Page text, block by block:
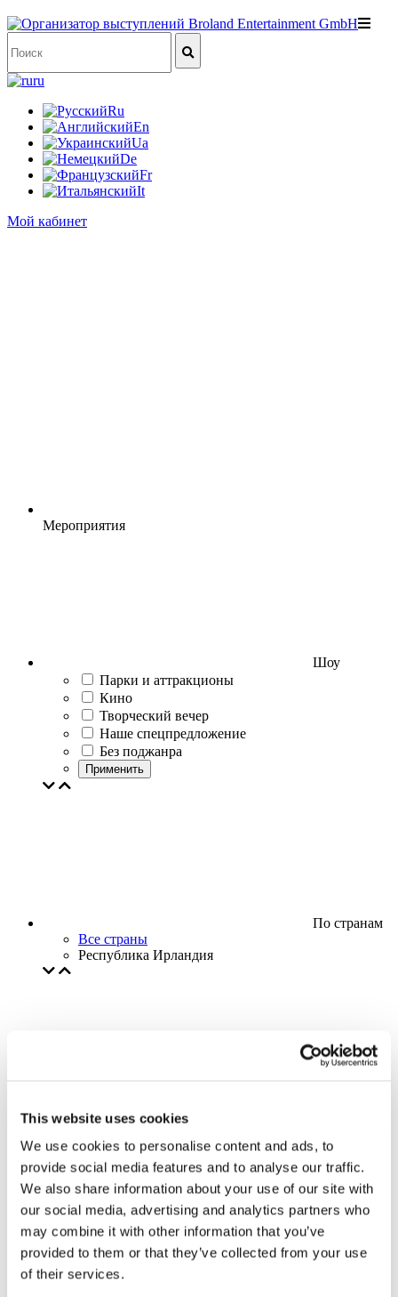
This website uses cookies
We use cookies to personalise content and ads, to
provide social media features and to analyse our traffic.
We also share information about your use of our site with
our social media, advertising and analytics partners who
may combine it with other information that you’ve
provided to them or that they’ve collected from your use
of their services.
ru
Ru
En
Ua
De
Fr
It
Мой кабинет
Мероприятия
Шоу
Парки и аттракционы
Кино
Творческий вечер
Наше спецпредложение
Без поджанра
Применить
По странам
Все страны
Республика Ирландия